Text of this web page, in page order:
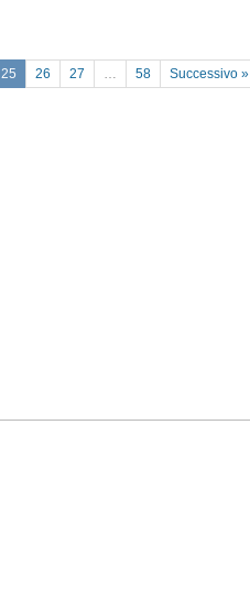
25 26 27 … 58 Successivo »